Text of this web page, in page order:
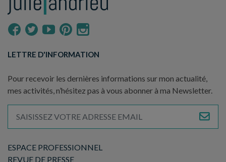
ESPACE PROFESSIONNEL
REVUE DE PRESSE
LETTRE D'INFORMATION
Pour recevoir les dernières informations sur mon actualité,
mes activités, n’hésitez pas à vous abonner à ma Newsletter.